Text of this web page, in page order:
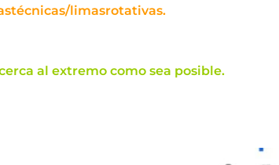
limasrotativas.
al extremo como sea posible.